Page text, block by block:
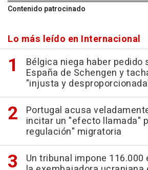
Contenido patrocinado
Lo más leído en Internacional
Bélgica niega haber pedido
España de Schengen y
"injusta y
Portugal acusa
incitar un "efecto llamada"
regulación" migratoria
Un tribunal impone